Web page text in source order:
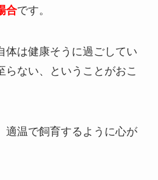
合です。
体は健康そうに過ごしてい
らない、ということがおこ
適温で飼育するように心が